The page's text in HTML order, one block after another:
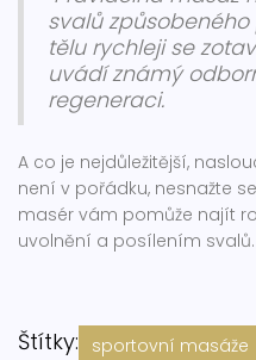
svalů
tělu rychleji se
uvádí známý
regeneraci.
A co je nejdůležitější,
není v pořádku, nesnažte
masér vám pomůže najít
uvolnění a posílením svalů.
Štítky: sportovní masáže